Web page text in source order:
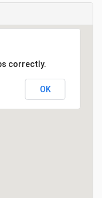
correctly.
OK